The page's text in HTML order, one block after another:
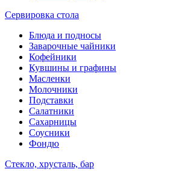
Сервировка стола
Блюда и подносы
Заварочные чайники
Кофейники
Кувшины и графины
Масленки
Молочники
Подставки
Салатники
Сахарницы
Соусники
Фондю
Стекло, хрусталь, бар